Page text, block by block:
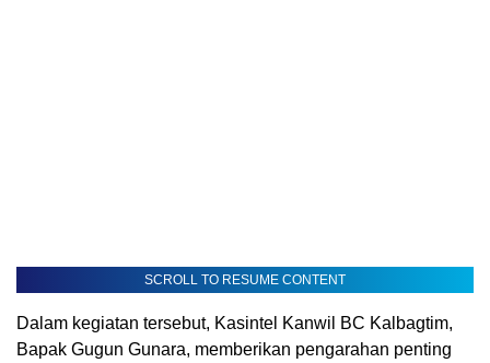
SCROLL TO RESUME CONTENT
Dalam kegiatan tersebut, Kasintel Kanwil BC Kalbagtim,
Bapak Gugun Gunara, memberikan pengarahan penting